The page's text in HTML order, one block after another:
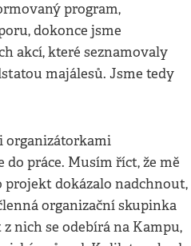
program,
dokonce jsme
akcí, které seznamovaly
majálesů. Jsme tedy
organizátorkami
práce. Musím říct, že mě
dokázalo nadchnout,
organizační skupinka
nich se odebírá na Kampu,